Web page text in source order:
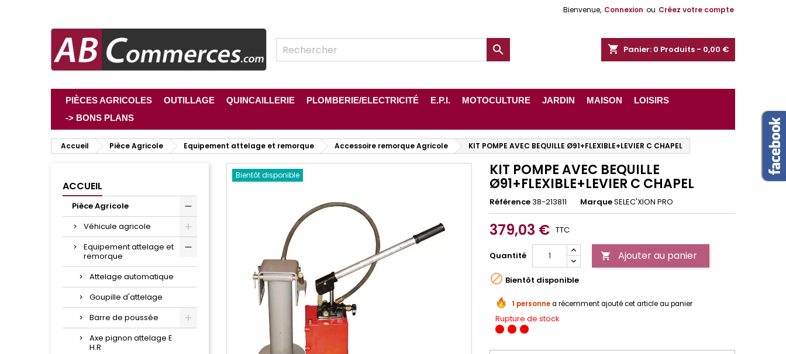
Bienvenue, Connexion ou Créez votre compte
shopping_cart Panier: 0 Produits - 0,00 €

PIÈCES AGRICOLES OUTILLAGE QUINCAILLERIE PLOMBERIE/ELECTRICITÉ E.P.I. MOTOCULTURE JARDIN MAISON
LOISIRS
-> BONS PLANS
Accueil Pièce Agricole Equipement attelage et remorque Accessoire remorque Agricole KIT POMPE AVEC BEQUILLE Ø91+FLEXIBLE+LEVIER C CHAPEL
ACCUEIL
Pièce Agricole
Véhicule agricole
Equipement attelage et
remorque
Attelage automatique
Goupille d'attelage
Barre de poussée
Axe pignon attelage E
H.R
Bientôt disponible KIT POMPE AVEC BEQUILLE
Ø91+FLEXIBLE+LEVIER C CHAPEL
Référence38-213811 MarqueSELEC'XION PRO
379,03 € TTC
Quantité  Ajouter au panier
 Bientôt disponible
1 personnea récemment ajouté cet article au panier
Rupture de stock